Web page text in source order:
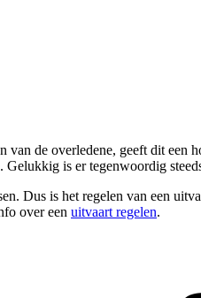
van de overledene, geeft dit
Gelukkig is er tegenwoordig
Dus is het regelen van een
over een uitvaart regelen.